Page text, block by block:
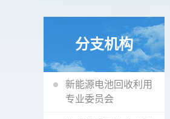
分支机构
新能源电池回收利用
专业委员会